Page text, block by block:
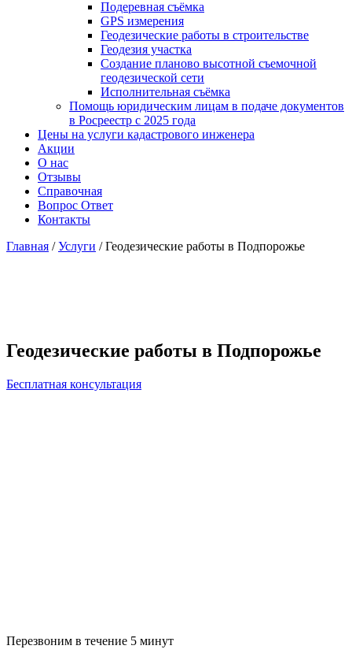
Подеревная съёмка
GPS измерения
Геодезические работы в строительстве
Геодезия участка
Создание планово высотной съемочной
геодезической сети
Исполнительная съёмка
Помощь юридическим лицам в подаче документов
в Росреестр с 2025 года
Цены на услуги кадастрового инженера
Акции
О нас
Отзывы
Справочная
Вопрос Ответ
Контакты
Главная /Услуги /Геодезические работы в Подпорожье
Геодезические работы в Подпорожье
Бесплатная консультация
Перезвоним в течение 5 минут